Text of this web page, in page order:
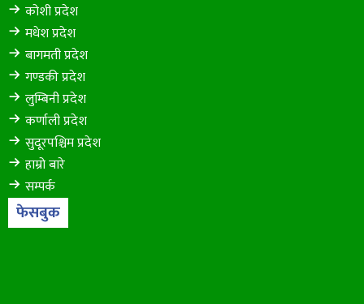
कोशी प्रदेश
मधेश प्रदेश
बागमती प्रदेश
गण्डकी प्रदेश
लुम्बिनी प्रदेश
कर्णाली प्रदेश
सुदूरपश्चिम प्रदेश
हाम्रो बारे
सम्पर्क
फेसबुक